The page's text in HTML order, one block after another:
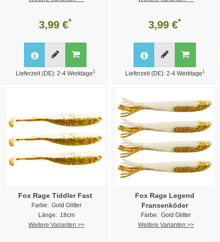
3,99 €*
Lieferzeit (DE): 2-4 Werktage1
3,99 €*
Lieferzeit (DE): 2-4 Werktage1
Fox Rage Tiddler Fast
Farbe: Gold Glitter
Länge: 18cm
Weitere Varianten >>
Fox Rage Legend
Fransenköder
Farbe: Gold Glitter
Weitere Varianten >>